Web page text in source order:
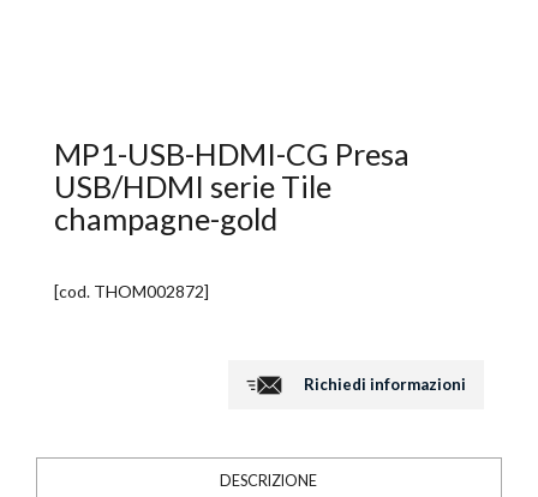
MP1-USB-HDMI-CG Presa
USB/HDMI serie Tile
champagne-gold
[cod. THOM002872]
Richiedi informazioni
DESCRIZIONE